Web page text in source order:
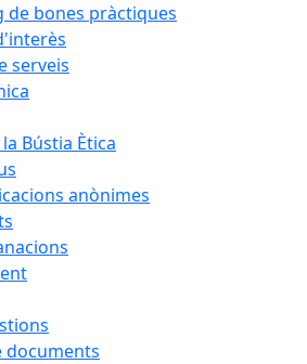
de bones pràctiques
serveis
Bústia Ètica
anònimes
documents